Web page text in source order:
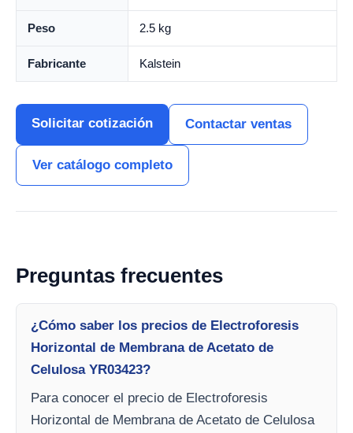
Peso 2.5 kg
Fabricante Kalstein
Solicitar cotización Contactar ventas
Ver catálogo completo
Preguntas frecuentes
¿Cómo saber los precios de Electroforesis
Horizontal de Membrana de Acetato de
Celulosa YR03423?
Para conocer el precio de Electroforesis
Horizontal de Membrana de Acetato de Celulosa